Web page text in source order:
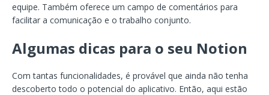
equipe. Também oferece um campo de comentários para
facilitar a comunicação e o trabalho conjunto.
Algumas dicas para o seu Notion
Com tantas funcionalidades, é provável que ainda não tenha
descoberto todo o potencial do aplicativo. Então, aqui estão